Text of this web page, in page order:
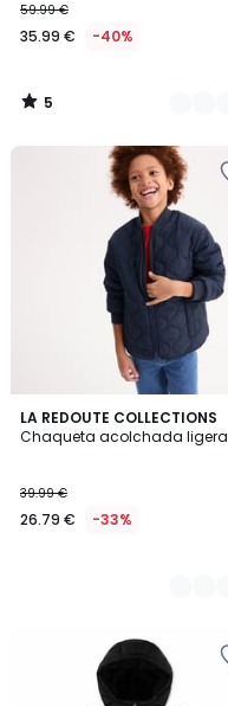
59.99 €
35.99 € -40%
5
/
LA REDOUTE COLLECTIONS
Chaqueta acolchada ligera
39.99 €
26.79 € -33%
2
Colores